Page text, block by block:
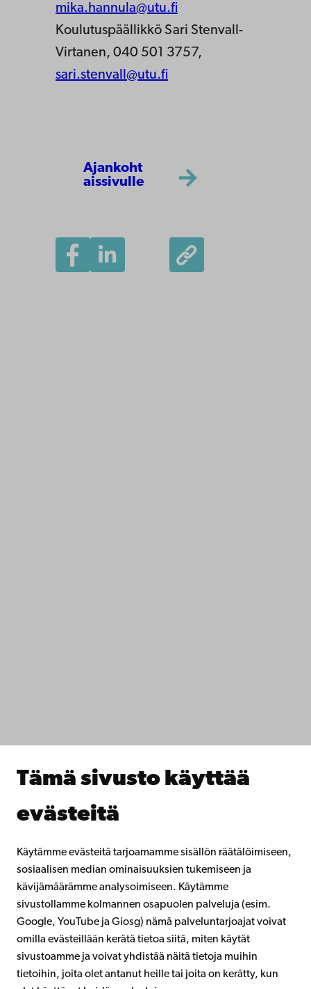
Tämä sivusto käyttää
evästeitä
Käytämme evästeitä tarjoamamme sisällön räätälöimiseen,
sosiaalisen median ominaisuuksien tukemiseen ja
kävijämäärämme analysoimiseen. Käytämme
sivustollamme kolmannen osapuolen palveluja (esim.
Google, YouTube ja Giosg) nämä palveluntarjoajat voivat
omilla evästeillään kerätä tietoa siitä, miten käytät
sivustoamme ja voivat yhdistää näitä tietoja muihin
tietoihin, joita olet antanut heille tai joita on kerätty, kun
mika.hannula@utu.fi
Koulutuspäällikkö Sari Stenvall-
Virtanen, 040 501 3757,
sari.stenvall@utu.fi
Ajankoht
aissivulle
Åbo Akademin kirjasto
Lahjoita Åbo Akademille
Åbo Akademista
Facebook Instagram YouTube LinkedIn Blog Snapchat